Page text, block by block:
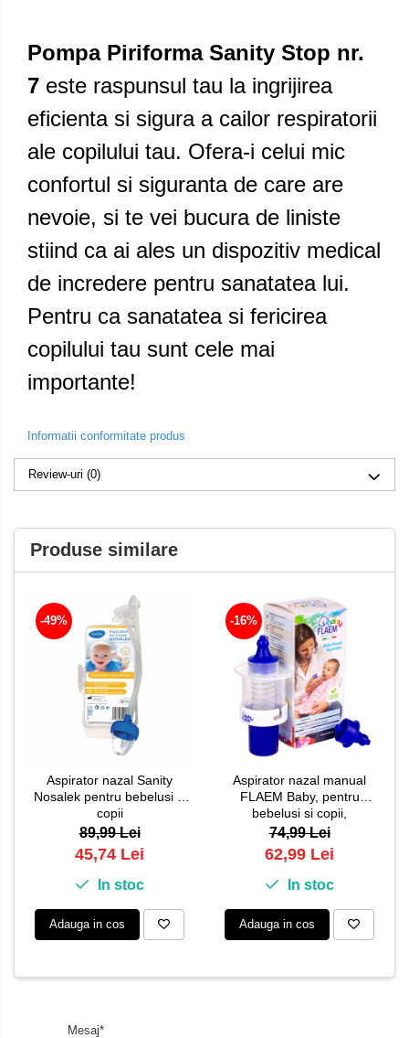
Pompa Piriforma Sanity Stop nr.
7 este raspunsul tau la ingrijirea
eficienta si sigura a cailor respiratorii
ale copilului tau. Ofera-i celui mic
confortul si siguranta de care are
nevoie, si te vei bucura de liniste
stiind ca ai ales un dispozitiv medical
de incredere pentru sanatatea lui.
Pentru ca sanatatea si fericirea
copilului tau sunt cele mai
importante!
Informatii conformitate produs
Review-uri (0)
Produse similare
-49%
Aspirator nazal Sanity
Nosalek pentru bebelusi si
copii
89,99 Lei
45,74 Lei
In stoc
Adauga in cos
-16%
Aspirator nazal manual
FLAEM Baby, pentru
bebelusi si copii,
Alb/Albastru, AC0423P
74,99 Lei
62,99 Lei
In stoc
Adauga in cos
Mesaj*